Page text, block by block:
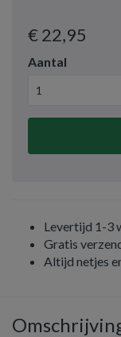
€ 22,95
Aantal
Levertijd 1-3
Gratis
Altijd netjes